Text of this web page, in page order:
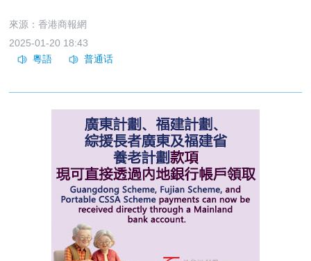
來源：香港商報網
2025-01-20 18:43